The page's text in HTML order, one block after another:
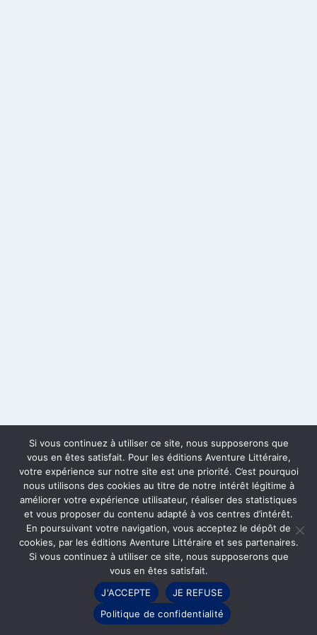
Si vous continuez à utiliser ce site, nous supposerons que
vous en êtes satisfait. Pour les éditions Aventure Littéraire,
votre expérience sur notre site est une priorité. C’est pourquoi
nous utilisons des cookies au titre de notre intérêt légitime à
améliorer votre expérience utilisateur, réaliser des statistiques
et vous proposer du contenu adapté à vos centres d’intérêt.
En poursuivant votre navigation, vous acceptez le dépôt de
cookies, par les éditions Aventure Littéraire et ses partenaires.
Si vous continuez à utiliser ce site, nous supposerons que
vous en êtes satisfait.
J'ACCEPTE
JE REFUSE
Politique de confidentialité